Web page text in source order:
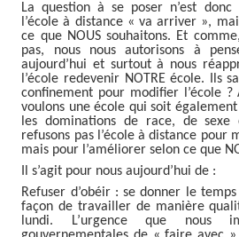
La question à se poser n’est
l’école à distance « va arriver »,
ce que NOUS souhaitons. Et
pas, nous nous autorisons à
aujourd’hui et surtout à nous
l’école redevenir NOTRE école. Ils
confinement pour modifier l’école ?
voulons une école qui soit
les dominations de race, de
refusons pas l’école à distance pour
mais pour l’améliorer selon ce que
Il s’agit pour nous aujourd’hui de :
Refuser d’obéir : se donner le
façon de travailler de manière
lundi. L’urgence que nous